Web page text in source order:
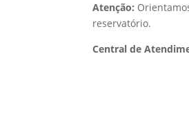
Atenção:
reservatório.
Central de